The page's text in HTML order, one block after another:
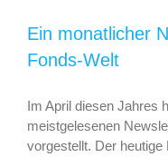
Ein monatlicher
Fonds-Welt
Im April diesen Jahres
meistgelesenen
vorgestellt. Der